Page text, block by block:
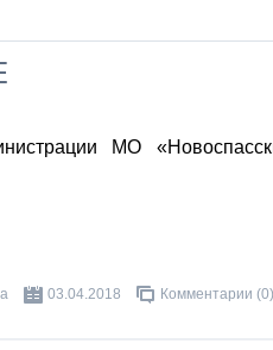
МО
03.04.2018 Комментарии (0)